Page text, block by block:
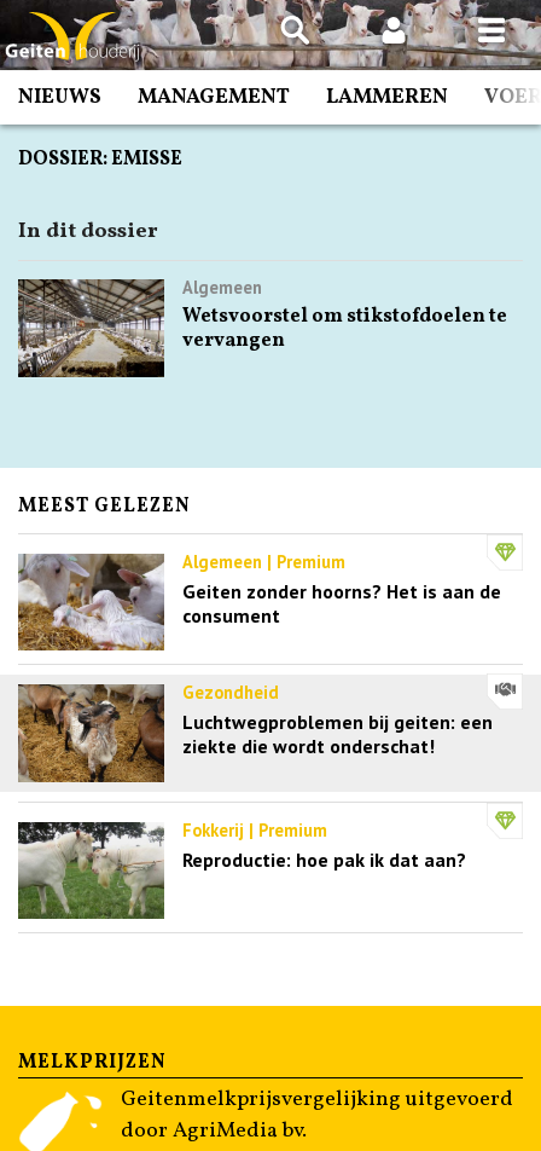
Spring
naar
inhoud
NIEUWS MANAGEMENT LAMMEREN
DOSSIER:EMISSE
In dit dossier
Algemeen
Wetsvoorstel om stikstofdoelen te
vervangen
MEEST GELEZEN
Algemeen | Premium
Geiten zonder hoorns? Het is aan de
consument
Gezondheid
Luchtwegproblemen bij geiten: een
ziekte die wordt onderschat!
Fokkerij | Premium
Reproductie: hoe pak ik dat aan?
MELKPRIJZEN
Geitenmelkprijsvergelijking uitgevoerd
door AgriMedia bv.